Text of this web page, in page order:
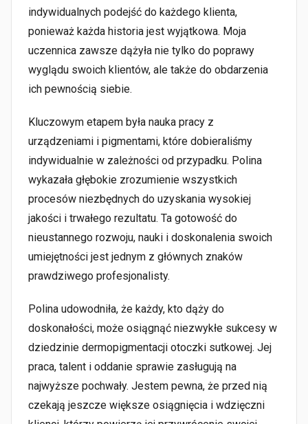
indywidualnych podejść do każdego klienta,
ponieważ każda historia jest wyjątkowa. Moja
uczennica zawsze dążyła nie tylko do poprawy
wyglądu swoich klientów, ale także do obdarzenia
ich pewnością siebie.
Kluczowym etapem była nauka pracy z
urządzeniami i pigmentami, które dobieraliśmy
indywidualnie w zależności od przypadku. Polina
wykazała głębokie zrozumienie wszystkich
procesów niezbędnych do uzyskania wysokiej
jakości i trwałego rezultatu. Ta gotowość do
nieustannego rozwoju, nauki i doskonalenia swoich
umiejętności jest jednym z głównych znaków
prawdziwego profesjonalisty.
Polina udowodniła, że każdy, kto dąży do
doskonałości, może osiągnąć niezwykłe sukcesy w
dziedzinie dermopigmentacji otoczki sutkowej. Jej
praca, talent i oddanie sprawie zasługują na
najwyższe pochwały. Jestem pewna, że przed nią
czekają jeszcze większe osiągnięcia i wdzięczni